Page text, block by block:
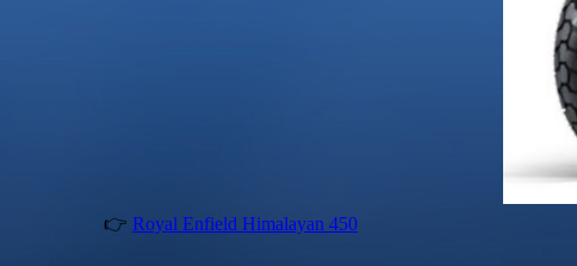
👉 Royal Enfield Himalayan 450